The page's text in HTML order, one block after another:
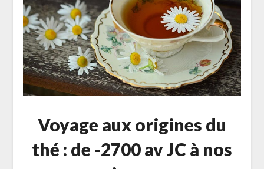
Voyage aux origines du
thé : de -2700 av JC à nos